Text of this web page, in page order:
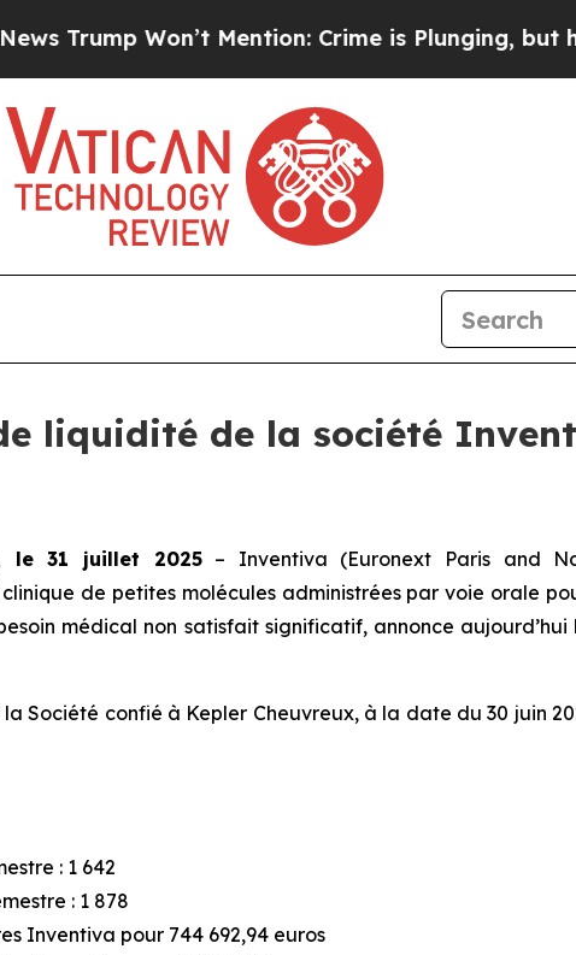
Mention: Crime is Plunging, but he can’t
liquidité de la société
le 31 juillet 2025– Inventiva (Euronext Paris and
de petites molécules administrées par voie orale
médical non satisfait significatif, annonce
Société confié à Kepler Cheuvreux, à la date du 30 juin
: 1 642
: 1 878
Inventiva pour 744 692,94 euros